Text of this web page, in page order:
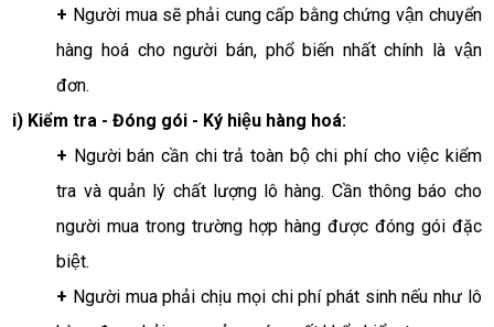
+ Người mua sẽ phải cung cấp bằng chứng vận chuyển
hàng hoá cho người bán, phổ biến nhất chính là vận
đơn.
i) Kiểm tra - Đóng gói - Ký hiệu hàng hoá:
+ Người bán cần chi trả toàn bộ chi phí cho việc kiểm
tra và quản lý chất lượng lô hàng. Cần thông báo cho
người mua trong trường hợp hàng được đóng gói đặc
biệt.
+ Người mua phải chịu mọi chi phí phát sinh nếu như lô